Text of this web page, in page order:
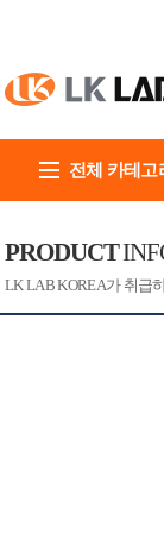
전체 카테고
PRODUCT
LK LAB KOREA가 취급